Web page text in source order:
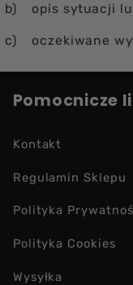
b) opis sytuacji
c) oczekiwane
Pomocnicze
Kontakt
Regulamin Sklepu
Polityka
Polityka Cookies
Wysyłka